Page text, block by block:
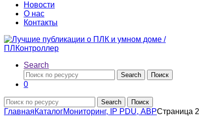
Новости
О нас
Контакты
Search
Search Поиск
0
Search Поиск
ГлавнаяКаталогМониторинг, IP PDU, АВРСтраница 2